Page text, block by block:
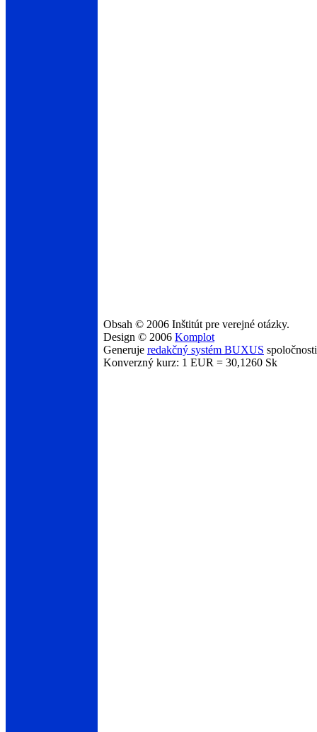
Obsah © 2006 Inštitút pre verejné otázky.
Design © 2006 Komplot
Generuje redakčný systém BUXUS
Konverzný kurz: 1 EUR = 30,1260 Sk